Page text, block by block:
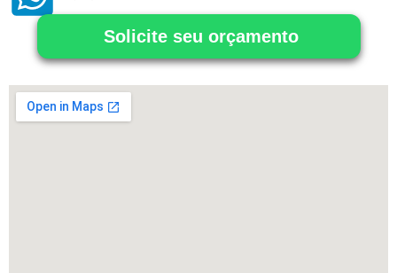
Solicite seu orçamento